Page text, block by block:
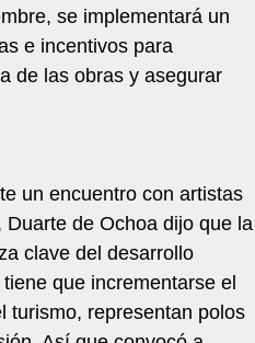
se implementará un
e incentivos para
de las obras y asegurar
un encuentro con artistas
de Ochoa dijo que la
clave del desarrollo
que incrementarse el
turismo, representan polos